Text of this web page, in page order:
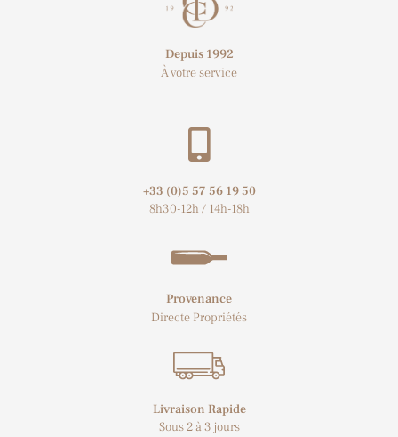
Depuis 1992
À votre service
+33 (0)5 57 56 19 50​
8h30-12h / 14h-18h
Provenance
Directe Propriétés
Livraison Rapide
Sous 2 à 3 jours